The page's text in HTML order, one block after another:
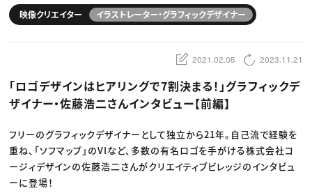
スキルアップしたい！
デザイン
編集・ライティング
マーケティング
ディレクション
業界解説・キャリア事情
TOP Creator’s コラム
Webクリエイター
アプリクリエイター
ゲームクリエイター
映像クリエイター
クリエイターインタビュー
C＆R Magazine
セミナー
ニュース・トレンド トップ
Web
映像
ゲーム・エンタメ
広告
映像クリエイター イラストレーター・グラフィックデザイナー
2021.02.05 2023.11.21
「ロゴデザインはヒアリングで7割決まる！」グラフィックデ
ザイナー・佐藤浩二さんインタビュー【前編】
フリーのグラフィックデザイナーとして独立から21年。自己流で経験を
重ね、「ソフマップ」のVIなど、多数の有名ロゴを手がける株式会社コ
ージィデザインの佐藤浩二さんがクリエイティブビレッジのインタビュ
ーに登場！